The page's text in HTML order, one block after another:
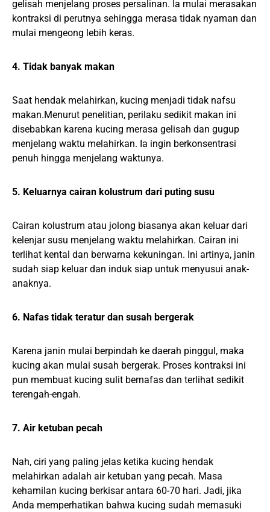
gelisah menjelang proses persalinan. Ia mulai merasakan
kontraksi di perutnya sehingga merasa tidak nyaman dan
mulai mengeong lebih keras.
4. Tidak banyak makan
Saat hendak melahirkan, kucing menjadi tidak nafsu
makan.Menurut penelitian, perilaku sedikit makan ini
disebabkan karena kucing merasa gelisah dan gugup
menjelang waktu melahirkan. Ia ingin berkonsentrasi
penuh hingga menjelang waktunya.
5. Keluarnya cairan kolustrum dari puting susu
Cairan kolustrum atau jolong biasanya akan keluar dari
kelenjar susu menjelang waktu melahirkan. Cairan ini
terlihat kental dan berwarna kekuningan. Ini artinya, janin
sudah siap keluar dan induk siap untuk menyusui anak-
anaknya.
6. Nafas tidak teratur dan susah bergerak
Karena janin mulai berpindah ke daerah pinggul, maka
kucing akan mulai susah bergerak. Proses kontraksi ini
pun membuat kucing sulit bernafas dan terlihat sedikit
terengah-engah.
7. Air ketuban pecah
Nah, ciri yang paling jelas ketika kucing hendak
melahirkan adalah air ketuban yang pecah. Masa
kehamilan kucing berkisar antara 60-70 hari. Jadi, jika
Anda memperhatikan bahwa kucing sudah memasuki